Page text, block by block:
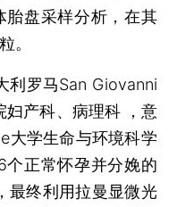
盘采样分析，在其
。
罗马San Giovanni
产科、病理科 ，意
大学生命与环境科学
正常怀孕并分娩的
最终利用拉曼显微光